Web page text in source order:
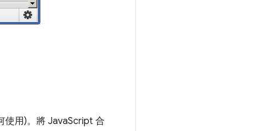
使用)。將 JavaScript 合